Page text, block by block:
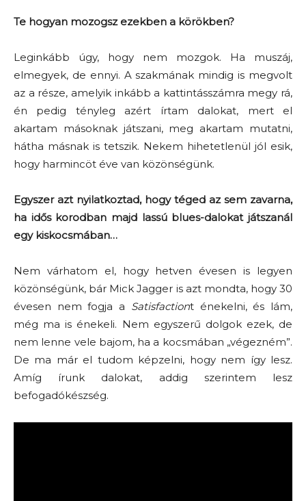
Te hogyan mozogsz ezekben a körökben?
Leginkább úgy, hogy nem mozgok. Ha muszáj,
elmegyek, de ennyi. A szakmának mindig is megvolt
az a része, amelyik inkább a kattintásszámra megy rá,
én pedig tényleg azért írtam dalokat, mert el
akartam másoknak játszani, meg akartam mutatni,
hátha másnak is tetszik. Nekem hihetetlenül jól esik,
hogy harmincöt éve van közönségünk.
Egyszer azt nyilatkoztad, hogy téged az sem zavarna,
ha idős korodban majd lassú blues-dalokat játszanál
egy kiskocsmában…
Nem várhatom el, hogy hetven évesen is legyen
közönségünk, bár Mick Jagger is azt mondta, hogy 30
évesen nem fogja a Satisfactiont énekelni, és lám,
még ma is énekeli. Nem egyszerű dolgok ezek, de
nem lenne vele bajom, ha a kocsmában „végezném”.
De ma már el tudom képzelni, hogy nem így lesz.
Amíg írunk dalokat, addig szerintem lesz
befogadókészség.